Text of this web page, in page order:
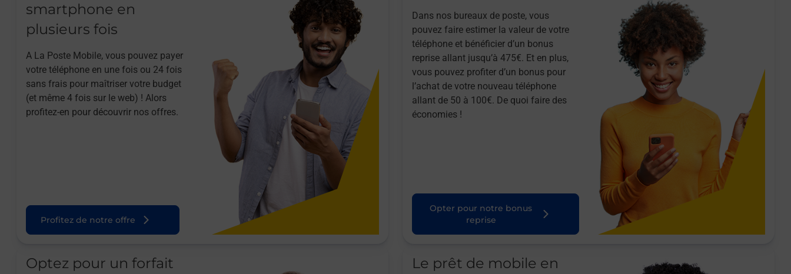
smartphone en
plusieurs fois
A La Poste Mobile, vous pouvez payer
votre téléphone en une fois ou 24 fois
sans frais pour maîtriser votre budget
(et même 4 fois sur le web) ! Alors
profitez-en pour découvrir nos offres.
Profitez de notre offre
Dans nos bureaux de poste, vous
pouvez faire estimer la valeur de votre
téléphone et bénéficier d’un bonus
reprise allant jusqu’à 475€. Et en plus,
vous pouvez profiter d’un bonus pour
l’achat de votre nouveau téléphone
allant de 50 à 100€. De quoi faire des
économies !
Opter pour notre bonus
reprise
Optez pour un forfait
Le prêt de mobile en